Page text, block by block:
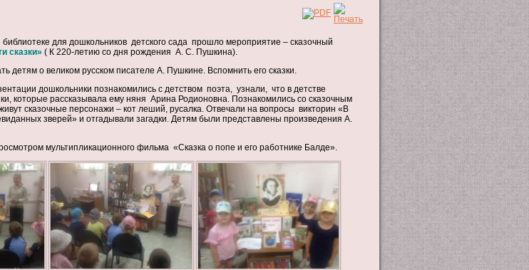
для дошкольников детского сада прошло мероприятие – сказочный
сказки» ( К 220-летию со дня рождения А. С. Пушкина).
детям о великом русском писателе А. Пушкине. Вспомнить его сказки.
дошкольники познакомились с детством поэта, узнали, что в детстве
которые рассказывала ему няня Арина Родионовна. Познакомились со сказочным
сказочные персонажи – кот леший, русалка. Отвечали на вопросы викторин «В
зверей» и отгадывали загадки. Детям были представлены произведения А.
мультипликационного фильма «Сказка о попе и его работнике Балде».